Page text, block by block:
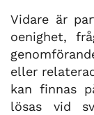
Vidare är
oenighet,
eller
kan finnas
lösas vid